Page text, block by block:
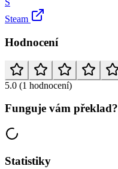
S
Steam
Hodnocení
5.0 (1 hodnocení)
Funguje vám překlad?
Statistiky